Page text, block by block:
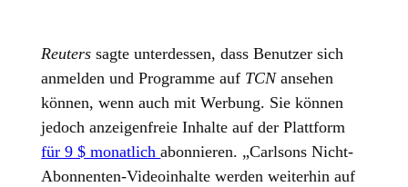
Reuterssagte unterdessen, dass Benutzer sich
anmelden und Programme auf TCNansehen
können, wenn auch mit Werbung. Sie können
jedoch anzeigenfreie Inhalte auf der Plattform
für 9 $ monatlichabonnieren. „Carlsons Nicht-
Abonnenten-Videoinhalte werden weiterhin auf